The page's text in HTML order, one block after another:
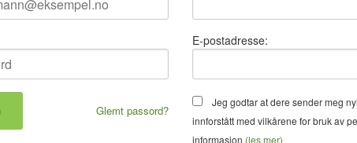
Glemt passord?
E-postadresse:
Jeg godtar at dere sender meg
innforstått med vilkårene for bruk av
informasjon (les mer)